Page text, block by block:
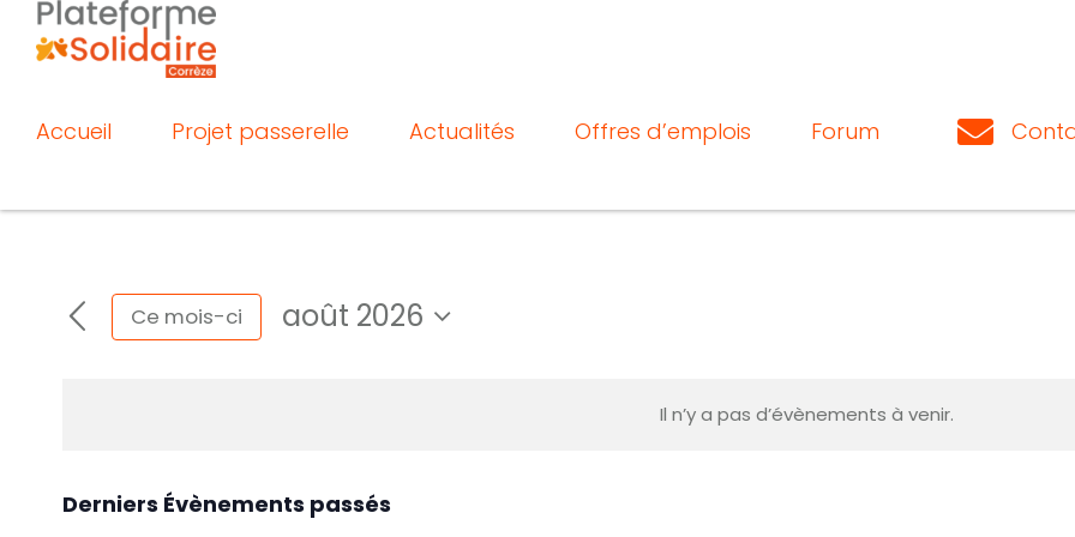
Passer
Accueil Projet passerelle Actualités Offres d’emplois Forum
Il n’y a pas d’évènements à venir.
Ce mois-ci
août 2026
Calendrier
Derniers Évènements passés